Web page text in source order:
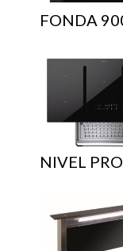
FONDA
NIVEL PRO